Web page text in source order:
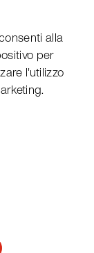
news, event
dei dati
alla
per
l'utilizzo